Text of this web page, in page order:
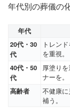
年代別の葬儀の
年代
20代・30
代
トレン
を重視。
40代・50
代
厚塗り
ナーを。
高齢者
不健康
補う。